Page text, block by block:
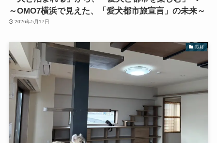
～OMO7横浜で見えた、「愛犬都市旅宣言」の未来～
2026年5月17日
取材